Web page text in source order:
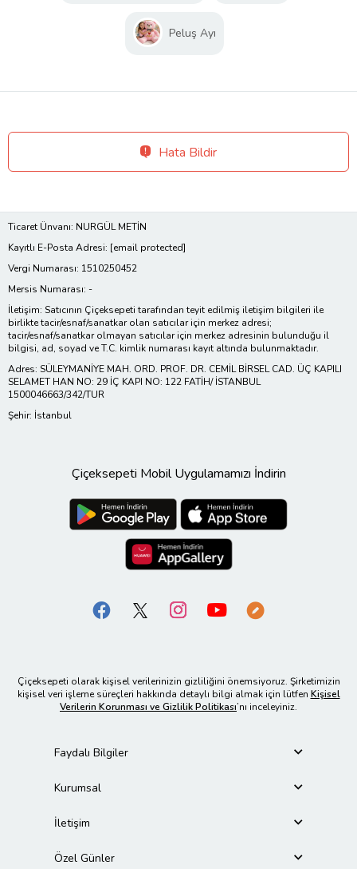
Peluş Ayı
Hata Bildir
Ticaret Ünvanı: NURGÜL METİN
Kayıtlı E-Posta Adresi: [email protected]
Vergi Numarası: 1510250452
Mersis Numarası: -
İletişim: Satıcının Çiçeksepeti tarafından teyit edilmiş iletişim bilgileri ile
birlikte tacir/esnaf/sanatkar olan satıcılar için merkez adresi;
tacir/esnaf/sanatkar olmayan satıcılar için merkez adresinin bulunduğu il
bilgisi, ad, soyad ve T.C. kimlik numarası kayıt altında bulunmaktadır.
Adres: SÜLEYMANİYE MAH. ORD. PROF. DR. CEMİL BİRSEL CAD. ÜÇ KAPILI
SELAMET HAN NO: 29 İÇ KAPI NO: 122 FATİH/ İSTANBUL
1500046663/342/TUR
Şehir: İstanbul
Çiçeksepeti Mobil Uygulamamızı İndirin
Çiçeksepeti olarak kişisel verilerinizin gizliliğini önemsiyoruz. Şirketimizin
kişisel veri işleme süreçleri hakkında detaylı bilgi almak için lütfen Kişisel
Verilerin Korunması ve Gizlilik Politikası’nı inceleyiniz.
Faydalı Bilgiler
Kurumsal
İletişim
Özel Günler